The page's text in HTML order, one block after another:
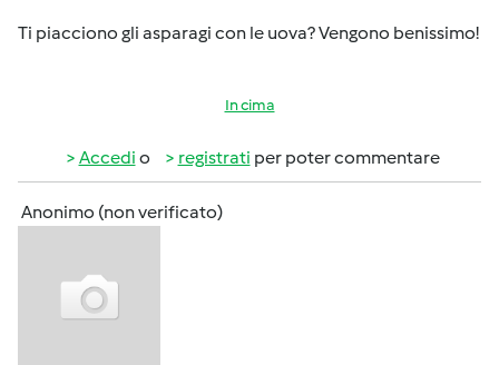
Ti piacciono gli asparagi con le uova? Vengono benissimo!
In cima
Accedi o registrati per poter commentare
Anonimo (non verificato)